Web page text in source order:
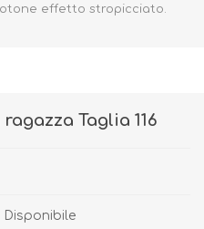
effetto stropicciato.
Taglia 116
Disponibile